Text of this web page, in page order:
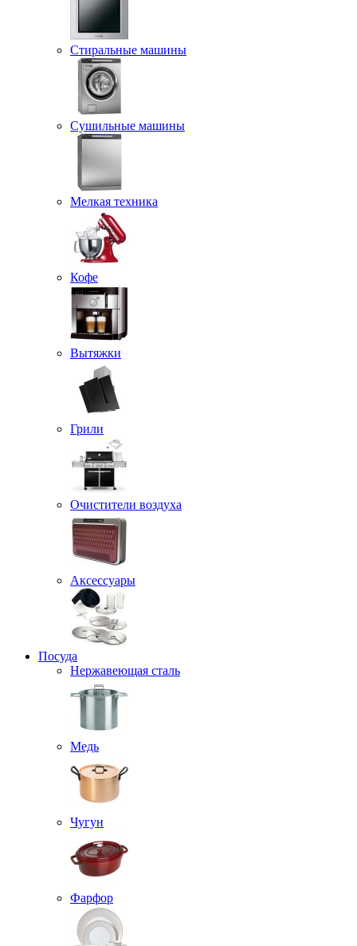
Стиральные машины
Сушильные машины
Мелкая техника
Кофе
Вытяжки
Грили
Очистители воздуха
Аксессуары
Посуда
Нержавеющая сталь
Медь
Чугун
Фарфор